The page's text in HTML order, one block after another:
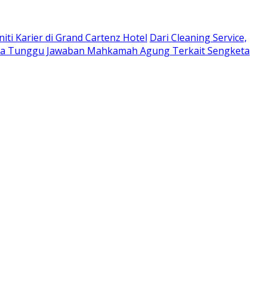
Karier di Grand Cartenz Hotel Dari Cleaning Service,
Tunggu Jawaban Mahkamah Agung Terkait Sengketa